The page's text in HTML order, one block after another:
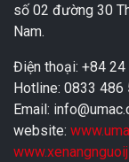
số 02 đường 30
Nam.
Điện thoại: +84
Hotline: 0833 486
Email:
website: